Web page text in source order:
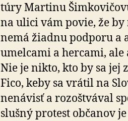
tú­ry Mar­ti­nu
na ulici vám povie, že by
nemá žiadnu pod­po­ru a
umelcami a hercami,
Nie je nikto, kto by sa jej
Fico, keby sa vrátil na
ne­ná­visť a ro­zoš­tvá­val
slušný protest občanov